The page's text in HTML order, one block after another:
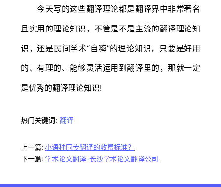
今天写的这些翻译理论都是翻译界中非常著名
且实用的理论知识，不管是不是主流的翻译理论知
识，还是民间学术“自嗨”的理论知识，只要是好用
的、有理的、能够灵活运用到翻译里的，那就一定
是优秀的翻译理论知识!
热门关键词: 翻译
上一篇: 小语种同传翻译的收费标准？
下一篇: 学术论文翻译-长沙学术论文翻译公司